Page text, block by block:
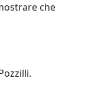
che